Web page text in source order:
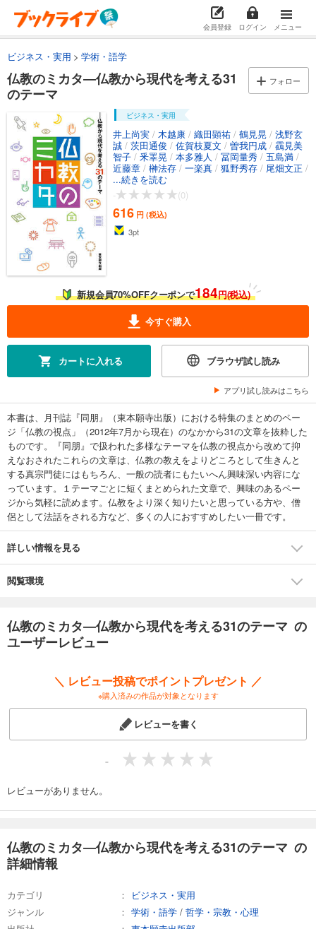
会員登録 ログイン メニュー
ビジネス・実用 学術・語学
仏教のミカタ―仏教から現代を考える31
のテーマ
フォロー
ビジネス・実用
井上尚実 / 木越康 / 織田顕祐 / 鶴見晃 / 浅野玄
誠 / 茨田通俊 / 佐賀枝夏文 / 曽我円成 / 靍見美
智子 / 釆睪晃 / 本多雅人 / 冨岡量秀 / 五島満 /
近藤章 / 榊法存 / 一楽真 / 狐野秀存 / 尾畑文正 /
名畑格 /延塚知道
龍/名和達宣 /戸次公正
渡邊愛子 /福田琢/
...続きを読む
-
(0)
616 円 (税込)
3pt
新規会員70%OFFクーポンで184円(税込)
今すぐ購入
カートに入れる ブラウザ試し読み
アプリ試し読みはこちら
本書は、月刊誌『同朋』（東本願寺出版）における特集のまとめのペー
ジ「仏教の視点」（2012年7月から現在）のなかから31の文章を抜粋した
ものです。『同朋』で扱われた多様なテーマを仏教の視点から改めて抑
えなおされたこれらの文章は、仏教の教えをよりどころとして生きんと
する真宗門徒にはもちろん、一般の読者にもたいへん興味深い内容にな
っています。１テーマごとに短くまとめられた文章で、興味のあるペー
ジから気軽に読めます。仏教をより深く知りたいと思っている方や、僧
侶として法話をされる方など、多くの人におすすめしたい一冊です。
詳しい情報を見る
閲覧環境
仏教のミカタ―仏教から現代を考える31のテーマ の
ユーザーレビュー
＼ レビュー投稿でポイントプレゼント ／
※購入済みの作品が対象となります
レビューを書く
-
レビューがありません。
仏教のミカタ―仏教から現代を考える31のテーマ の
詳細情報
カテゴリ
ビジネス・実用
ジャンル
学術・語学 / 哲学・宗教・心理